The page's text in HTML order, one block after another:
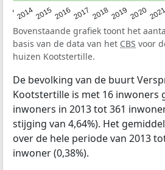
2014201520162017 20182019 20202021
Bovenstaande grafiek toont het
basis van de data van het CBS voor
huizen Kootstertille.
De bevolking van de buurt
Kootstertille is met 16 inwoners
inwoners in 2013 tot 361
stijging van 4,64%). Het
over de hele periode van 2013
inwoner (0,38%).